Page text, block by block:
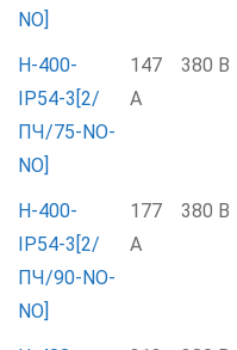
NO]
Н-400-
IP54-3[2/
ПЧ/75-NO-
NO]
147
А
380 В
Н-400-
IP54-3[2/
ПЧ/90-NO-
NO]
177
А
380 В